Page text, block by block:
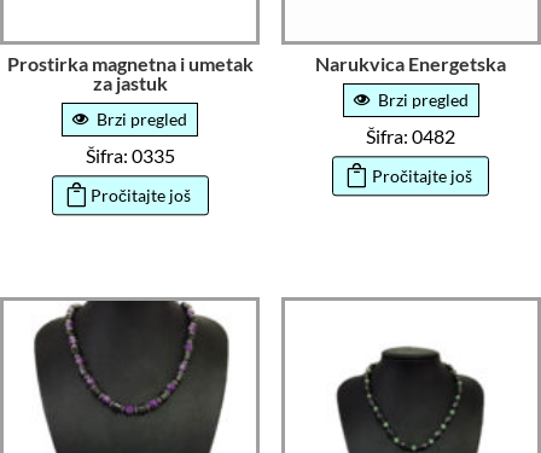
Prostirka magnetna i umetak
za jastuk
Brzi pregled
Šifra: 0335
Pročitajte još
Narukvica Energetska
Brzi pregled
Šifra: 0482
Pročitajte još